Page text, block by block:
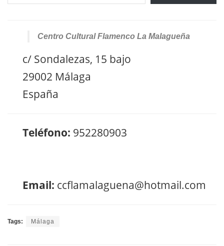
Centro Cultural Flamenco La Malagueña
c/ Sondalezas, 15 bajo
29002 Málaga
España
Teléfono: 952280903
Email: ccflamalaguena@hotmail.com
Tags: Málaga